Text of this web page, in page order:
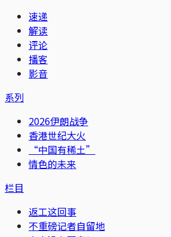
速递
解读
评论
播客
影音
系列
2026伊朗战争
香港世纪大火
“中国有稀土”
情色的未来
栏目
返工这回事
不重磅记者自留地